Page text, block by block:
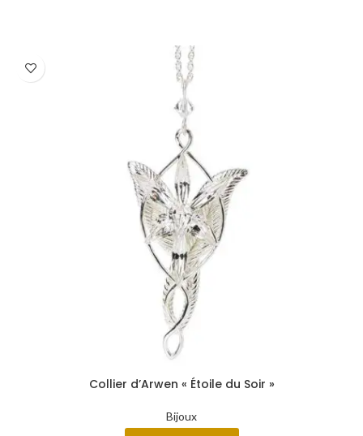
Collier d’Arwen « Étoile du Soir »
Bijoux